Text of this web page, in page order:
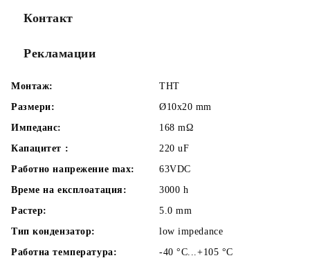
Контакт
Рекламации
Монтаж:
THT
Размери:
Ø10x20 mm
Импеданс:
168mΩ
Капацитет :
220uF
Работно напрежение max:
63VDC
Време на експлоатация:
3000 h
Растер:
5.0mm
Тип кондензатор:
low impedance
Работна температура:
-40 °C...+105 °C